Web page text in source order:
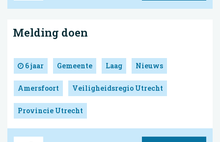
Melding doen
6 jaar Gemeente Laag Nieuws
Amersfoort Veiligheidsregio Utrecht
Provincie Utrecht